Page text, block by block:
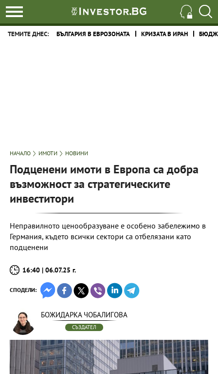
ТЕМИТЕ ДНЕС: БЪЛГАРИЯ В ЕВРОЗОНАТА КРИЗАТА В ИРАН
НАЧАЛО ИМОТИ НОВИНИ
Подценени имоти в Европа са добра
възможност за стратегическите
инвеститори
Неправилното ценообразуване е особено забележимо в
Германия, където всички сектори са отбелязани като
подценени
16:40 | 06.07.25 г.
СПОДЕЛИ:
БОЖИДАРКА ЧОБАЛИГОВА
СЪЗДАТЕЛ